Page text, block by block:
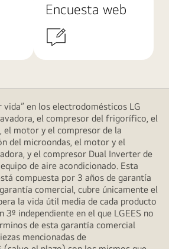
Encuesta web
vida” en los electrodomésticos LG
el compresor del frigorífico, el
motor y el compresor de la
del microondas, el motor y el
y el compresor Dual Inverter de
de aire acondicionado. Esta
compuesta por 3 años de garantía
comercial, cubre únicamente el
la vida útil media de cada producto
3º independiente en el que LGEES no
de esta garantía comercial
mencionadas de